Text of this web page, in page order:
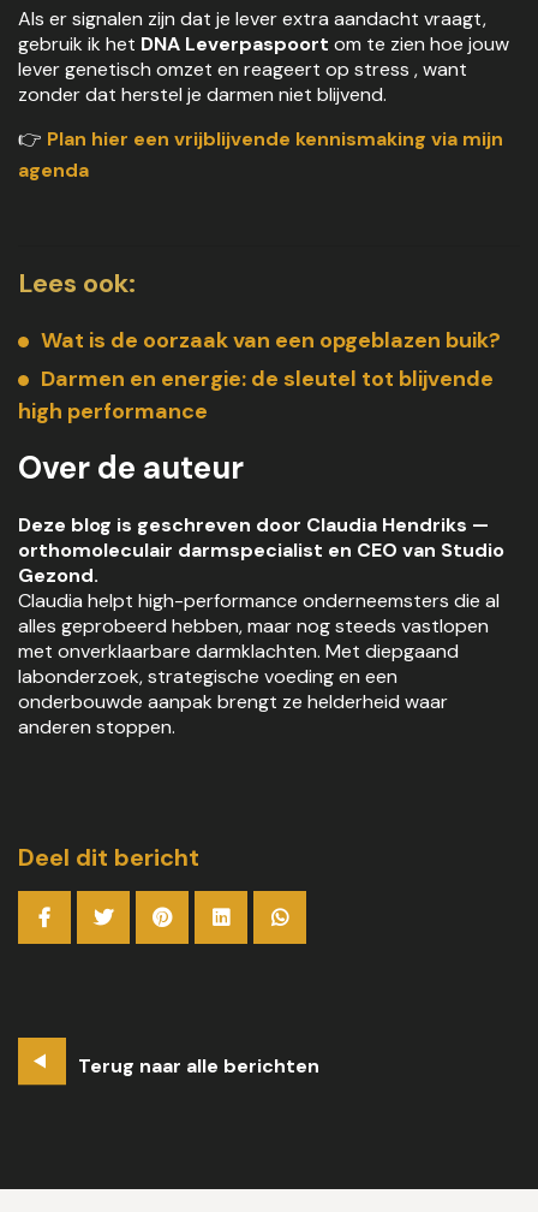
Als er signalen zijn dat je lever extra aandacht vraagt,
gebruik ik het DNA Leverpaspoort om te zien hoe jouw
lever genetisch omzet en reageert op stress , want
zonder dat herstel je darmen niet blijvend.
👉 Plan hier een vrijblijvende kennismaking via mijn
agenda
Lees ook:
Wat is de oorzaak van een opgeblazen buik?
Darmen en energie: de sleutel tot blijvende
high performance
Over de auteur
Deze blog is geschreven door Claudia Hendriks —
orthomoleculair darmspecialist en CEO van Studio
Gezond.
Claudia helpt high-performance onderneemsters die al
alles geprobeerd hebben, maar nog steeds vastlopen
met onverklaarbare darmklachten. Met diepgaand
labonderzoek, strategische voeding en een
onderbouwde aanpak brengt ze helderheid waar
anderen stoppen.
Deel dit bericht
Terug naar alle berichten